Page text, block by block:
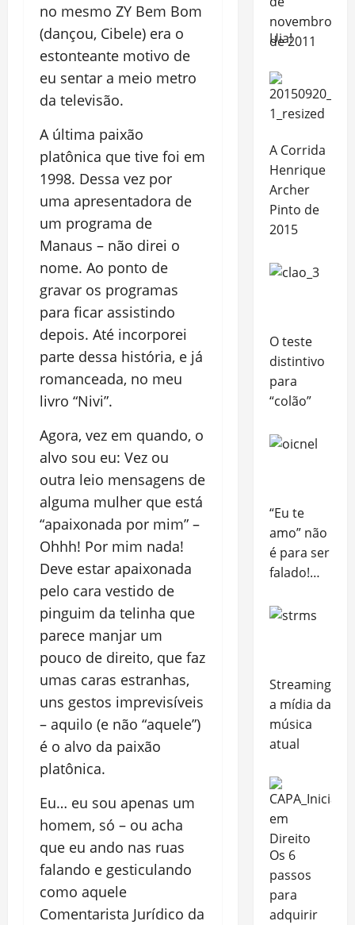
no mesmo ZY Bem Bom
(dançou, Cibele) era o
estonteante motivo de
eu sentar a meio metro
da televisão.
A última paixão
platônica que tive foi em
1998. Dessa vez por
uma apresentadora de
um programa de
Manaus – não direi o
nome. Ao ponto de
gravar os programas
para ficar assistindo
depois. Até incorporei
parte dessa história, e já
romanceada, no meu
livro “Nivi”.
Agora, vez em quando, o
alvo sou eu: Vez ou
outra leio mensagens de
alguma mulher que está
“apaixonada por mim” –
Ohhh! Por mim nada!
Deve estar apaixonada
pelo cara vestido de
pinguim da telinha que
parece manjar um
pouco de direito, que faz
umas caras estranhas,
uns gestos imprevisíveis
– aquilo (e não “aquele”)
é o alvo da paixão
platônica.
Eu… eu sou apenas um
homem, só – ou acha
que eu ando nas ruas
falando e gesticulando
como aquele
Comentarista Jurídico da
Uia!
A Corrida
Henrique
Archer
Pinto de
2015
O teste
distintivo
para
“colão”
“Eu te
amo” não
é para ser
falado!…
Streaming,
a mídia da
música
atual
Os 6
passos
para
adquirir